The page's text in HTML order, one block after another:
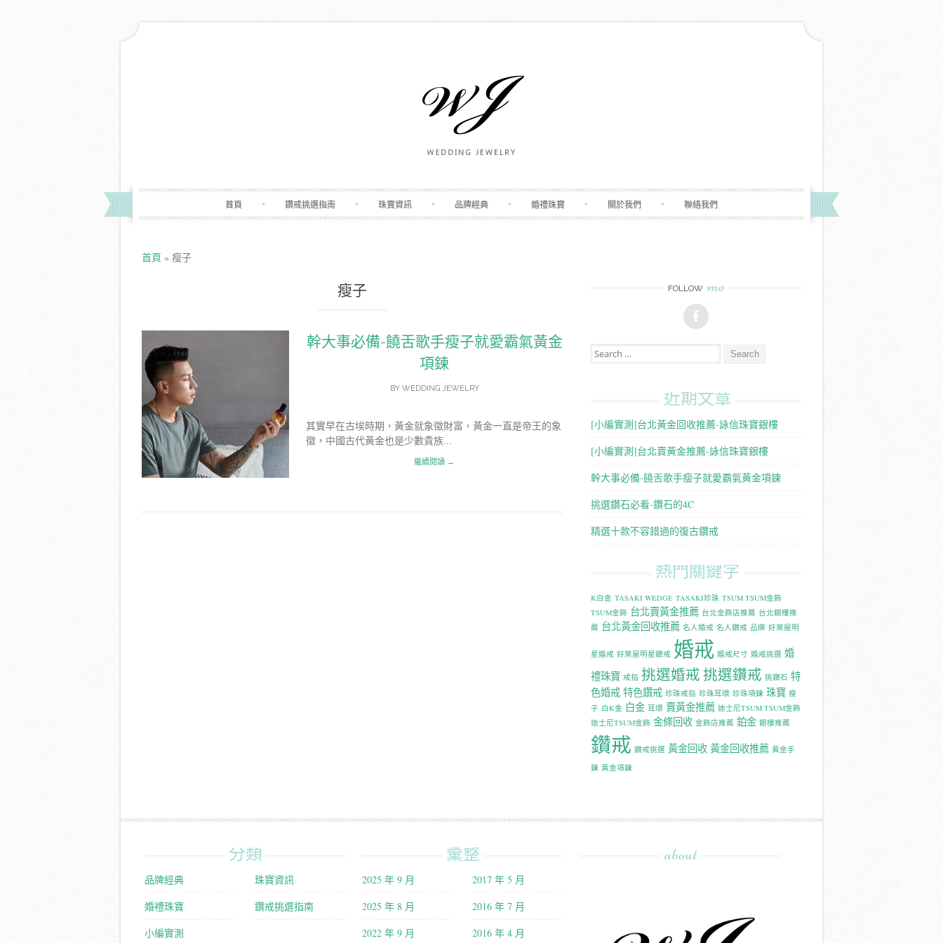
首頁 鑽戒挑選指南 珠寶資訊 品牌經典 婚禮珠寶 關於我們 聯絡我們
首頁 » 瘦子
瘦子
幹大事必備-饒舌歌手瘦子就愛霸氣黃金
項鍊
BY WEDDING JEWELRY
其實早在古埃時期，黃金就象徵財富，黃金一直是帝王的象
徵，中國古代黃金也是少數貴族...
繼續閱讀 →
FOLLOW me
Search for:
近期文章
[小編實測]台北黃金回收推薦-詠信珠寶銀樓
[小編實測]台北賣黃金推薦-詠信珠寶銀樓
幹大事必備-饒舌歌手瘦子就愛霸氣黃金項鍊
挑選鑽石必看-鑽石的4C
精選十款不容錯過的復古鑽戒
熱門關鍵字
K白金 TASAKI WEDGE TASAKI珍珠 TSUM TSUM金飾
TSUM金飾 台北賣黃金推薦 台北金飾店推薦 台北銀樓推
薦 台北黃金回收推薦 名人婚戒 名人鑽戒 品牌 好萊屋明
星婚戒 好萊屋明星鑽戒 婚戒 婚戒尺寸 婚戒挑選 婚
禮珠寶 戒指 挑選婚戒挑選鑽戒 挑鑽石 特
色婚戒 特色鑽戒 珍珠戒指 珍珠耳環 珍珠項鍊 珠寶 瘦
子 白K金 白金 耳環 賣黃金推薦 迪士尼TSUM TSUM金飾
迪士尼TSUM金飾 金條回收 金飾店推薦 鉑金 銀樓推薦
鑽戒 鑽戒挑選 黃金回收 黃金回收推薦 黃金手
鍊 黃金項鍊
分類
品牌經典
婚禮珠寶
小編實測
珠寶資訊
鑽戒挑選指南
彙整
2025 年 9 月
2025 年 8 月
2022 年 9 月
2017 年 5 月
2016 年 7 月
2016 年 4 月
about